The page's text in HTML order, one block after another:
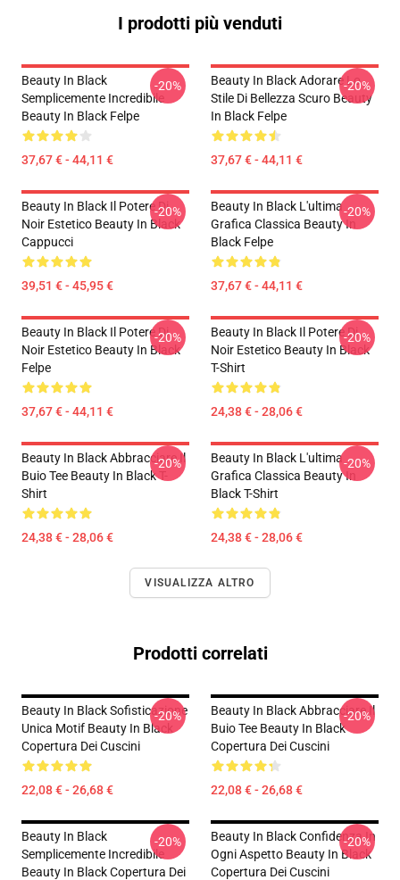
I prodotti più venduti
Beauty In Black
Semplicemente Incredibile
Beauty In Black Felpe
37,67 € - 44,11 €
-20%
Beauty In Black Adorare Lo
Stile Di Bellezza Scuro Beauty
In Black Felpe
37,67 € - 44,11 €
-20%
Beauty In Black Il Potere Di
Noir Estetico Beauty In Black
Cappucci
39,51 € - 45,95 €
-20%
Beauty In Black L'ultima
Grafica Classica Beauty In
Black Felpe
37,67 € - 44,11 €
-20%
Beauty In Black Il Potere Di
Noir Estetico Beauty In Black
Felpe
37,67 € - 44,11 €
-20%
Beauty In Black Il Potere Di
Noir Estetico Beauty In Black
T-Shirt
24,38 € - 28,06 €
-20%
Beauty In Black Abbracciare Il
Buio Tee Beauty In Black T-
Shirt
24,38 € - 28,06 €
-20%
Beauty In Black L'ultima
Grafica Classica Beauty In
Black T-Shirt
24,38 € - 28,06 €
-20%
VISUALIZZA ALTRO
Prodotti correlati
Beauty In Black Sofisticazione
Unica Motif Beauty In Black
Copertura Dei Cuscini
22,08 € - 26,68 €
-20%
Beauty In Black Abbracciare Il
Buio Tee Beauty In Black
Copertura Dei Cuscini
22,08 € - 26,68 €
-20%
Beauty In Black
Semplicemente Incredibile
Beauty In Black Copertura Dei
-20%
Beauty In Black Confidenza In
Ogni Aspetto Beauty In Black
Copertura Dei Cuscini
-20%